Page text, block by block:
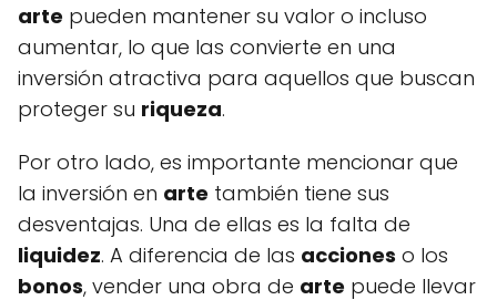
arte pueden mantener su valor o incluso
aumentar, lo que las convierte en una
inversión atractiva para aquellos que buscan
proteger su riqueza.
Por otro lado, es importante mencionar que
la inversión en arte también tiene sus
desventajas. Una de ellas es la falta de
liquidez. A diferencia de las acciones o los
bonos, vender una obra de arte puede llevar